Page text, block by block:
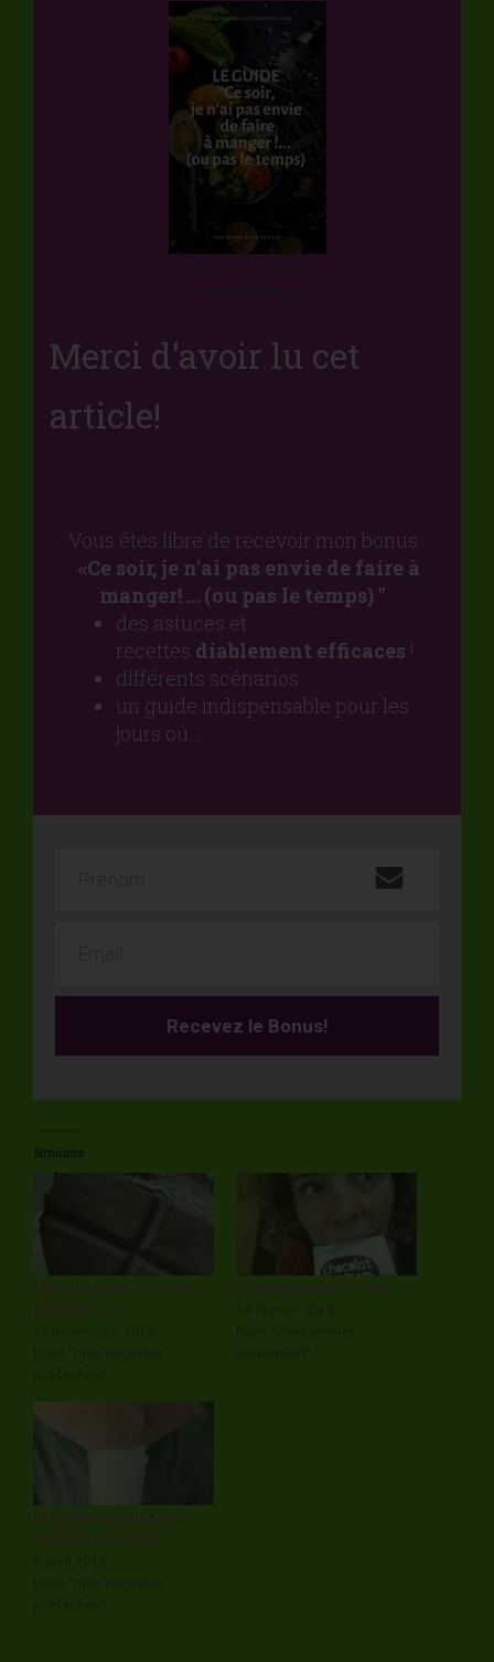
Merci d'avoir lu cet
article!
Vous êtes libre de recevoir mon bonus :
«Ce soir, je n'ai pas envie de faire à
manger! ... (ou pas le temps) ''
des astuces et
recettes diablement efficaces !
différents scénarios
un guide indispensable pour les
jours où...
Recevez le Bonus!
Similaire